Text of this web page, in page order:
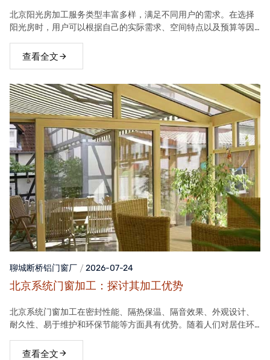
北京阳光房加工服务类型丰富多样，满足不同用户的需求。在选择
阳光房时，用户可以根据自己的实际需求、空间特点以及预算等因
查看全文
聊城断桥铝门窗厂 2026-07-24
北京系统门窗加工：探讨其加工优势
北京系统门窗加工在密封性能、隔热保温、隔音效果、外观设计、
耐久性、易于维护和环保节能等方面具有优势。随着人们对居住环
位。查看全文